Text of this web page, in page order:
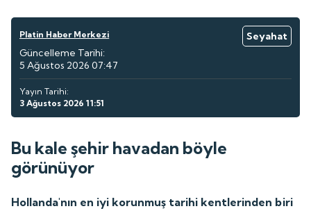
Platin Haber Merkezi
Seyahat
Güncelleme Tarihi:
5 Ağustos 2026 07:47
Yayın Tarihi:
3 Ağustos 2026 11:51
Bu kale şehir havadan böyle
görünüyor
Hollanda'nın en iyi korunmuş tarihi kentlerinden biri